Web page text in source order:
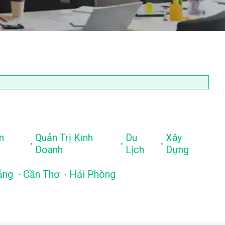
. Quản Trị Kinh
Doanh
. Du
Lịch
. Xây
Dựng
. Cần Thơ . Hải Phòng